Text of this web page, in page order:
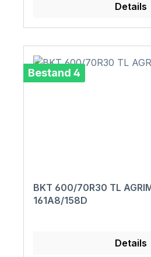
Details
Bestand 4
BKT 600/70R30 TL
161A8/158D
Details